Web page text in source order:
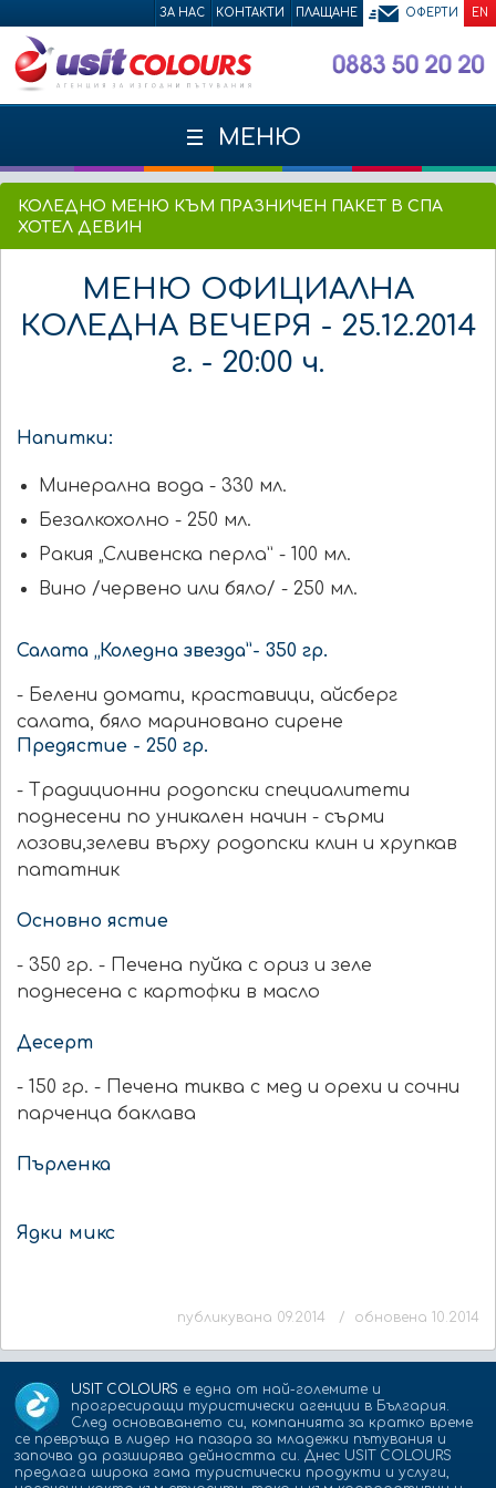
ЗА НАС КОНТАКТИ ПЛАЩАНЕ ОФЕРТИ EN
МЕНЮ
КОЛЕДНО МЕНЮ КЪМ ПРАЗНИЧЕН ПАКЕТ В СПА
ХОТЕЛ ДЕВИН
МЕНЮ ОФИЦИАЛНА
КОЛЕДНА ВЕЧЕРЯ - 25.12.2014
г. - 20:00 ч.
Напитки:
Минерална вода - 330 мл.
Безалкохолно - 250 мл.
Ракия „Сливенска перла” - 100 мл.
Вино /червено или бяло/ - 250 мл.
Салата „Коледна звезда”- 350 гр.
- Белени домати, краставици, айсберг
салата, бяло мариновано сирене
Предястие - 250 гр.
- Традиционни родопски специалитети
поднесени по уникален начин - сърми
лозови,зелеви върху родопски клин и хрупкав
пататник
Основно ястие
- 350 гр. - Печена пуйка с ориз и зеле
поднесена с картофки в масло
Десерт
- 150 гр. - Печена тиква с мед и орехи и сочни
парченца баклава
Пърленка
Ядки микс
публикувана 09.2014 / обновена 10.2014
USIT COLOURS е една от най-големите и
прогресиращи туристически агенции в България.
След основаването си, компанията за кратко време
се превръща в лидер на пазара за младежки пътувания и
започва да разширява дейността си. Днес USIT COLOURS
предлага широка гама туристически продукти и услуги,